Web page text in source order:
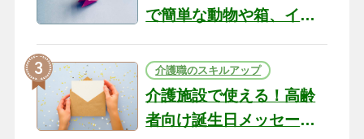
で簡単な動物や箱、イン
介護職のスキルアップ
介護施設で使える！高齢
者向け誕生日メッセージ